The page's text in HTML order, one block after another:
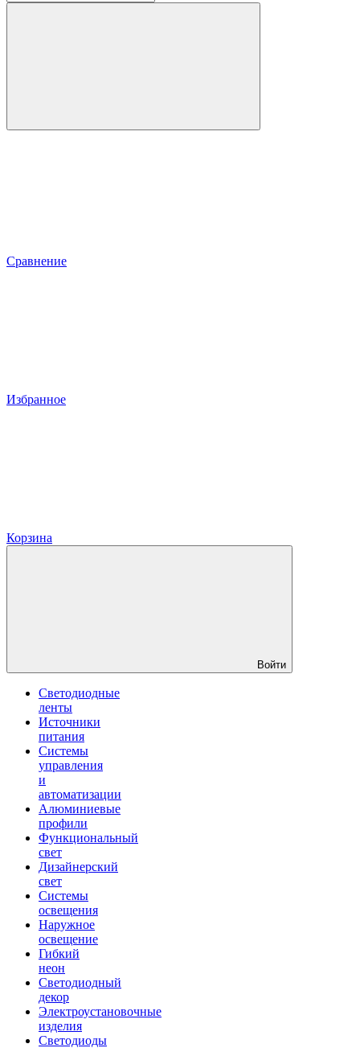
Сравнение
Избранное
Корзина
Войти
Светодиодные
ленты
Источники
питания
Системы
управления
и
автоматизации
Алюминиевые
профили
Функциональный
свет
Дизайнерский
свет
Системы
освещения
Наружное
освещение
Гибкий
неон
Светодиодный
декор
Электроустановочные
изделия
Светодиоды